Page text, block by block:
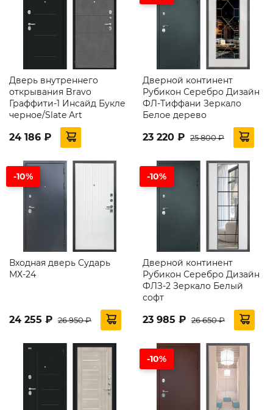
Дверь внутреннего
открывания Bravo
Граффити-1 Инсайд Букле
черное/Slate Art
24 186 ₽
Дверной континент
Рубикон Серебро Дизайн
ФЛ-Тиффани Зеркало
Белое дерево
23 220 ₽ 25 800 ₽
-10%
Входная дверь Сударь
МХ-24
24 255 ₽ 26 950 ₽
-10%
Дверной континент
Рубикон Серебро Дизайн
ФЛЗ-2 Зеркало Белый
софт
23 985 ₽ 26 650 ₽
-10%